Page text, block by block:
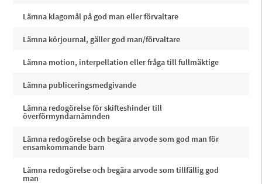
Lämna klagomål på god man eller förvaltare
Lämna körjournal, gäller god man/förvaltare
Lämna motion, interpellation eller fråga till fullmäktige
Lämna publiceringsmedgivande
Lämna redogörelse för skifteshinder till
överförmyndarnämnden
Lämna redogörelse och begära arvode som god man för
ensamkommande barn
Lämna redogörelse och begära arvode som tillfällig god
man